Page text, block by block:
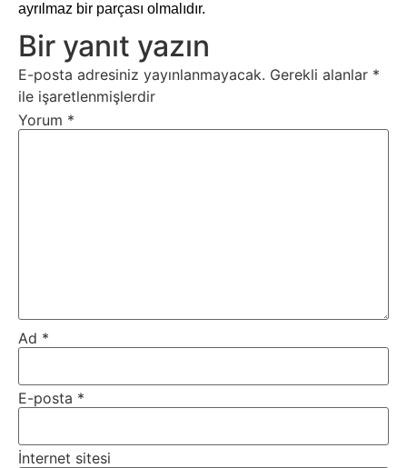
ayrılmaz bir parçası olmalıdır.
Bir yanıt yazın
E-posta adresiniz yayınlanmayacak. Gerekli alanlar *
ile işaretlenmişlerdir
Yorum *
Ad *
E-posta *
İnternet sitesi